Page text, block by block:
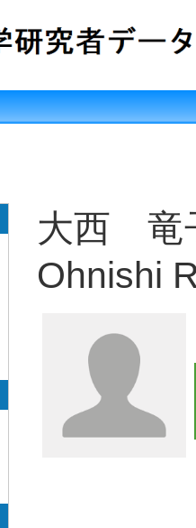
大西 竜
Ohnishi